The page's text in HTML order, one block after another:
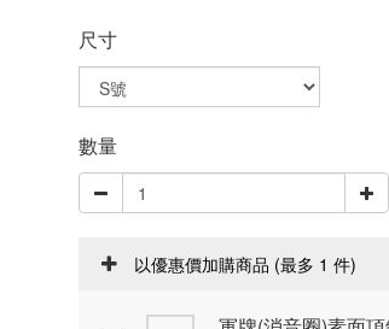
尺寸
數量
以優惠價加購商品 (最多 1 件)